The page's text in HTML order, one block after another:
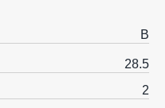
B
28.5
2